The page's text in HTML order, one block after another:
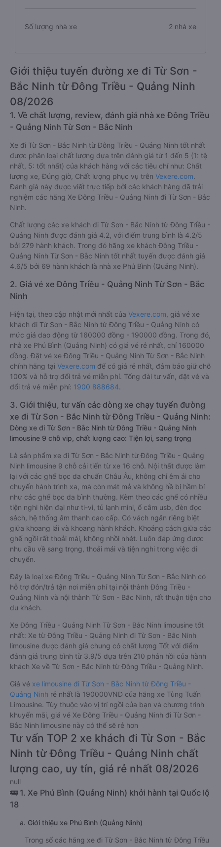
Số lượng nhà xe 2 nhà xe
Giới thiệu tuyến đường xe đi Từ Sơn -
Bắc Ninh từ Đông Triều - Quảng Ninh
08/2026
1. Về chất lượng, review, đánh giá nhà xe Đông Triều
- Quảng Ninh Từ Sơn - Bắc Ninh
Xe đi Từ Sơn - Bắc Ninh từ Đông Triều - Quảng Ninh tốt nhất
được phân loại chất lượng dựa trên đánh giá từ 1 đến 5 (1: tệ
nhất, 5: tốt nhất) của khách hàng với các tiêu chí như: Chất
lượng xe, Đúng giờ, Chất lượng phục vụ trên Vexere.com.
Đánh giá này được viết trực tiếp bởi các khách hàng đã trải
nghiệm các hãng Xe Đông Triều - Quảng Ninh đi Từ Sơn - Bắc
Ninh.
Chất lượng các xe khách đi Từ Sơn - Bắc Ninh từ Đông Triều -
Quảng Ninh được đánh giá 4.2, với điểm trung bình là 4.2/5
bởi 279 hành khách. Trong đó hãng xe khách Đông Triều -
Quảng Ninh Từ Sơn - Bắc Ninh tốt nhất tuyến được đánh giá
4.6/5 bởi 69 hành khách là nhà xe Phú Bình (Quảng Ninh).
2. Giá vé xe Đông Triều - Quảng Ninh Từ Sơn - Bắc
Ninh
Hiện tại, theo cập nhật mới nhất của Vexere.com , giá vé xe
khách đi Từ Sơn - Bắc Ninh từ Đông Triều - Quảng Ninh có
mức giá dao động từ 160000 đồng - 190000 đồng. Trong đó,
nhà xe Phú Bình (Quảng Ninh) có giá vé rẻ nhất, chỉ 160000
đồng. Đặt vé xe Đông Triều - Quảng Ninh Từ Sơn - Bắc Ninh
chính hãng tại Vexere.com để có giá rẻ nhất, đảm bảo giữ chỗ
100% và hỗ trợ đổi trả vé miễn phí. Tổng đài tư vấn, đặt vé và
đổi trả vé miễn phí: 1900 888684.
3. Giới thiệu, tư vấn các dòng xe chạy tuyến đường
xe đi Từ Sơn - Bắc Ninh từ Đông Triều - Quảng Ninh:
Dòng xe đi Từ Sơn - Bắc Ninh từ Đông Triều - Quảng Ninh
limousine 9 chỗ vip, chất lượng cao: Tiện lợi, sang trọng
Là sản phẩm xe đi Từ Sơn - Bắc Ninh từ Đông Triều - Quảng
Ninh limousine 9 chỗ cải tiến từ xe 16 chỗ. Nội thất được làm
lại với các ghế bọc da chuẩn Châu Âu, không chỉ êm ái cho
chuyến hành trình xa, mà còn mát mẻ và không hề bị hầm bí
như các ghế bọc da bình thường. Kèm theo các ghế có nhiều
tiện nghi hiện đại như ti-vi, tủ lạnh mini, ổ cắm usb, đèn đọc
sách, hệ thống âm thanh cao cấp. Có vách ngăn riêng biệt
giữa khoang lái và khoang hành khách. Khoảng cách giữa các
ghế ngồi rất thoải mái, không nhồi nhét. Luôn đáp ứng được
nhu cầu về sang trọng, thoải mái và tiện nghi trong việc di
chuyển.
Đây là loại xe Đông Triều - Quảng Ninh Từ Sơn - Bắc Ninh có
hỗ trợ đón/trả tận nơi miễn phí tại nội thành Đông Triều -
Quảng Ninh và nội thành Từ Sơn - Bắc Ninh, rất thuận tiện cho
du khách.
Xe Đông Triều - Quảng Ninh Từ Sơn - Bắc Ninh limousine tốt
nhất: Xe từ Đông Triều - Quảng Ninh đi Từ Sơn - Bắc Ninh
limousine được đánh giá chung có chất lượng Tốt với điểm
đánh giá trung bình từ 3.9/5 dựa trên 210 phản hồi của hành
khách Xe về Từ Sơn - Bắc Ninh từ Đông Triều - Quảng Ninh.
Giá vé xe limousine đi Từ Sơn - Bắc Ninh từ Đông Triều -
Quảng Ninh rẻ nhất là 190000VND của hãng xe Tùng Tuấn
Limousine. Tùy thuộc vào vị trí ngồi của bạn và chương trình
khuyến mãi, giá vé Xe Đông Triều - Quảng Ninh đi Từ Sơn -
Bắc Ninh limousine này có thể sẽ rẻ hơn
Tư vấn TOP 2 xe khách đi Từ Sơn - Bắc
Ninh từ Đông Triều - Quảng Ninh chất
lượng cao, uy tín, giá rẻ nhất 08/2026
null
🚌 1. Xe Phú Bình (Quảng Ninh) khởi hành tại Quốc lộ
18
a. Giới thiệu xe Phú Bình (Quảng Ninh)
Trong số các hãng xe đi Từ Sơn - Bắc Ninh từ Đông Triều